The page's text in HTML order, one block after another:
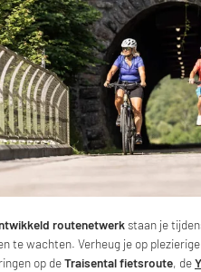
routenetwerk staan je
te wachten. Verheug je op
op deTraisental fietsroute, de